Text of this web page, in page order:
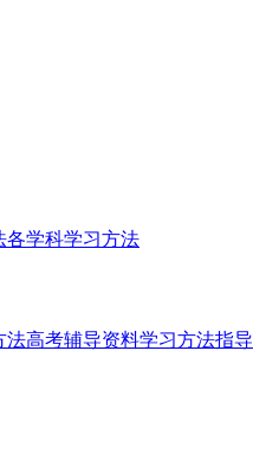
各学科学习方法
法高考辅导资料学习方法指导